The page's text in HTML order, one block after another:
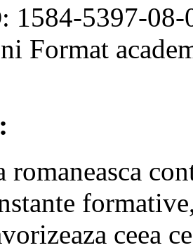
1584-5397-08-
Format
romaneasca
ceea